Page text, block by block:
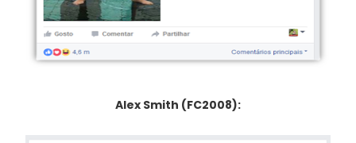
Alex Smith (FC2008):